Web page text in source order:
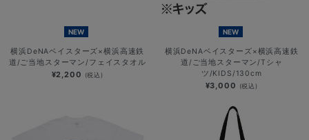
NEW
横浜DeNAベイスターズ×横浜高速鉄
道/ご当地スターマン/フェイスタオル
¥2,200 (税込)
NEW
横浜DeNAベイスターズ×横浜高速鉄
道/ご当地スターマン/Tシャ
ツ/KIDS/130cm
¥3,000 (税込)